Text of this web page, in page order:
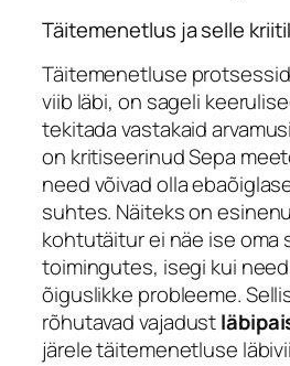
Täitemenetlus ja selle
Täitemenetluse
viib läbi, on sageli
tekitada vastakaid
on kritiseerinud Sepa
need võivad olla
suhtes. Näiteks on
kohtutäitur ei näe ise
toimingutes, isegi kui
õiguslikke probleeme.
rõhutavad vajadust
järele täitemenetluse